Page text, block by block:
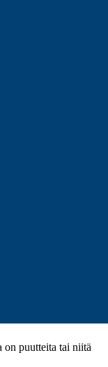
pesulassa yhdessä
peltiseppä
on puutteita tai niitä